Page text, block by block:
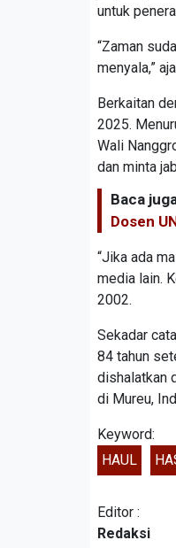
untuk
“Zaman
menyala,”
Berkaitan
2025.
Wali
dan minta
Baca
Dosen
“Jika ada
media lain.
2002.
Sekadar
84 tahun
dishalatkan
di Mureu,
Keyword:
HAUL
Editor :
Redaksi